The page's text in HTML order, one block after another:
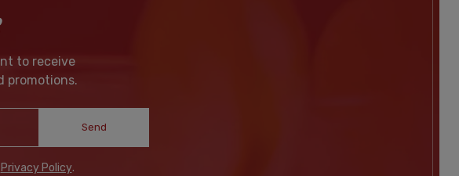
to receive
promotions.
Send
Privacy Policy.